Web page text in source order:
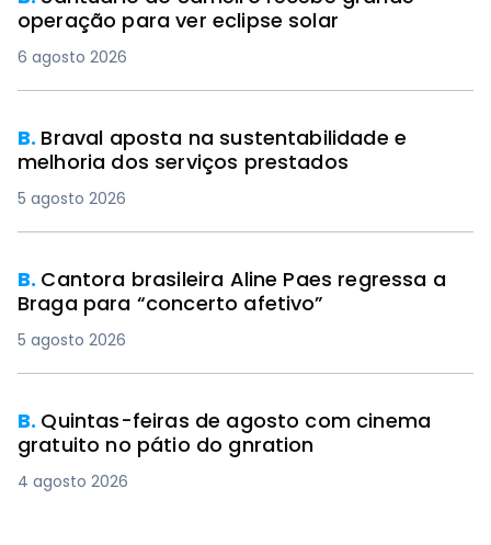
operação para ver eclipse solar
6 agosto 2026
B. Braval aposta na sustentabilidade e
melhoria dos serviços prestados
5 agosto 2026
B. Cantora brasileira Aline Paes regressa a
Braga para “concerto afetivo”
5 agosto 2026
B. Quintas-feiras de agosto com cinema
gratuito no pátio do gnration
4 agosto 2026